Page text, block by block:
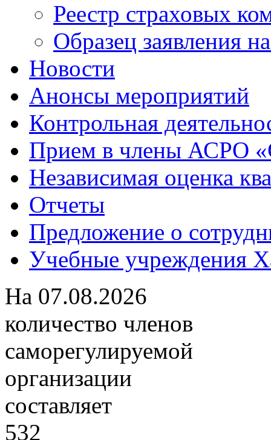
Реестр страховых
Образец заявления
Новости
Анонсы мероприятий
Контрольная
Прием в члены АСРО
Независимая оценка
Отчеты
Предложение о
Учебные учреждения
На 07.08.2026
количество членов
саморегулируемой
организации
составляет
532